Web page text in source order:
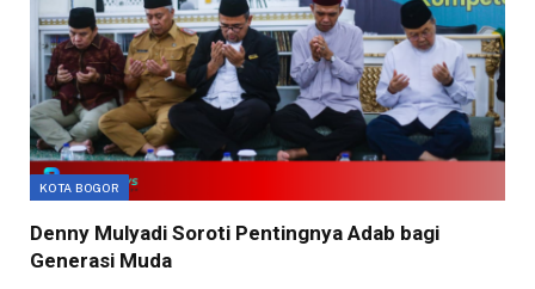
KOTA BOGOR
Denny Mulyadi Soroti Pentingnya Adab bagi
Generasi Muda